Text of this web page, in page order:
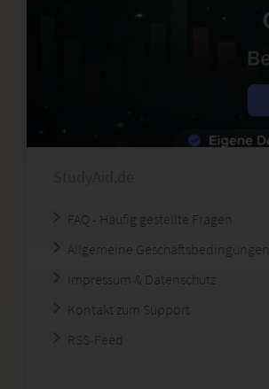
FAQ - Häufig gestellte Fragen
Allgemeine Geschäftsbedingungen
Impressum & Datenschutz
Kontakt zum Support
RSS-Feed